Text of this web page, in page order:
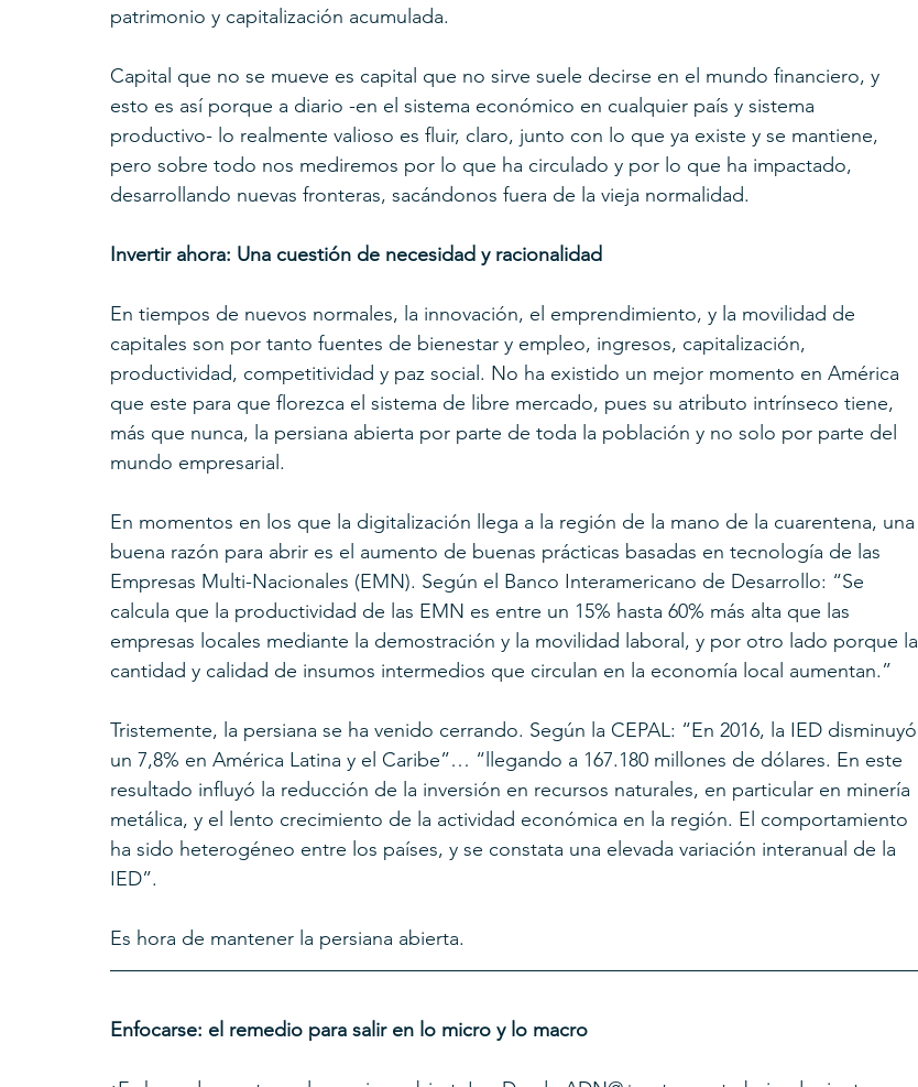
patrimonio y capitalización acumulada.
Capital que no se mueve es capital que no sirve suele decirse en el mundo financiero, y
esto es así porque a diario -en el sistema económico en cualquier país y sistema
productivo- lo realmente valioso es fluir, claro, junto con lo que ya existe y se mantiene,
pero sobre todo nos mediremos por lo que ha circulado y por lo que ha impactado,
desarrollando nuevas fronteras, sacándonos fuera de la vieja normalidad.
Invertir ahora: Una cuestión de necesidad y racionalidad
En tiempos de nuevos normales, la innovación, el emprendimiento, y la movilidad de
capitales son por tanto fuentes de bienestar y empleo, ingresos, capitalización,
productividad, competitividad y paz social. No ha existido un mejor momento en América
que este para que florezca el sistema de libre mercado, pues su atributo intrínseco tiene,
más que nunca, la persiana abierta por parte de toda la población y no solo por parte del
mundo empresarial.
En momentos en los que la digitalización llega a la región de la mano de la cuarentena, una
buena razón para abrir es el aumento de buenas prácticas basadas en tecnología de las
Empresas Multi-Nacionales (EMN). Según el Banco Interamericano de Desarrollo: “Se
calcula que la productividad de las EMN es entre un 15% hasta 60% más alta que las
empresas locales mediante la demostración y la movilidad laboral, y por otro lado porque la
cantidad y calidad de insumos intermedios que circulan en la economía local aumentan.”
Tristemente, la persiana se ha venido cerrando. Según la CEPAL: “En 2016, la IED disminuyó
un 7,8% en América Latina y el Caribe”… “llegando a 167.180 millones de dólares. En este
resultado influyó la reducción de la inversión en recursos naturales, en particular en minería
metálica, y el lento crecimiento de la actividad económica en la región. El comportamiento
ha sido heterogéneo entre los países, y se constata una elevada variación interanual de la
IED”.
Es hora de mantener la persiana abierta.
Enfocarse: el remedio para salir en lo micro y lo macro